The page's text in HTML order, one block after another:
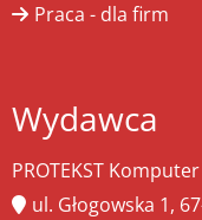
Praca - dla firm
Wydawca
PROTEKST
ul. Głogowska 1,